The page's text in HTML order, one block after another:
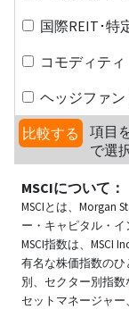
国際REIT･特
コモディティ
ヘッジファン
比較する
項目
で選
MSCIについて：
MSCIとは、Morgan
ー・キャピタル・イ
MSCI指数は、MSCI
有名な株価指数の
別、セクター別指数
セットマネージャ